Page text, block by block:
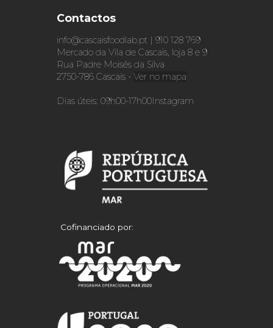
Contactos
info@cascaisfoodlab.pt | 910 128 769
Mercado da Vila de Cascais, loja 8 e 9
Rua Padre Moisés da Silva
2750-786 Cascais -Ver no mapa
Dias úteis: 09h00-17h00Instagram
Cofinanciado por: